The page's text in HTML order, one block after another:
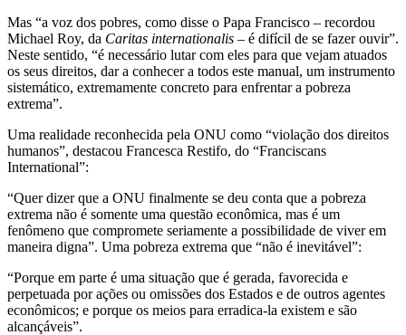
Mas “a voz dos pobres, como disse o Papa Francisco – recordou
Michael Roy, da Caritas internationalis – é difícil de se fazer ouvir”.
Neste sentido, “é necessário lutar com eles para que vejam atuados
os seus direitos, dar a conhecer a todos este manual, um instrumento
sistemático, extremamente concreto para enfrentar a pobreza
extrema”.
Uma realidade reconhecida pela ONU como “violação dos direitos
humanos”, destacou Francesca Restifo, do “Franciscans
International”:
“Quer dizer que a ONU finalmente se deu conta que a pobreza
extrema não é somente uma questão econômica, mas é um
fenômeno que compromete seriamente a possibilidade de viver em
maneira digna”. Uma pobreza extrema que “não é inevitável”:
“Porque em parte é uma situação que é gerada, favorecida e
perpetuada por ações ou omissões dos Estados e de outros agentes
econômicos; e porque os meios para erradica-la existem e são
alcançáveis”.